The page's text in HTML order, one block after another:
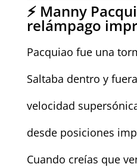
⚡ Manny
relámpago
Pacquiao fue una
Saltaba dentro y
velocidad
desde posiciones
Cuando creías que